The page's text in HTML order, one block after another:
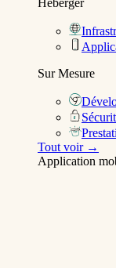
Héberger
Sur Mesure
Tout voir →
Application